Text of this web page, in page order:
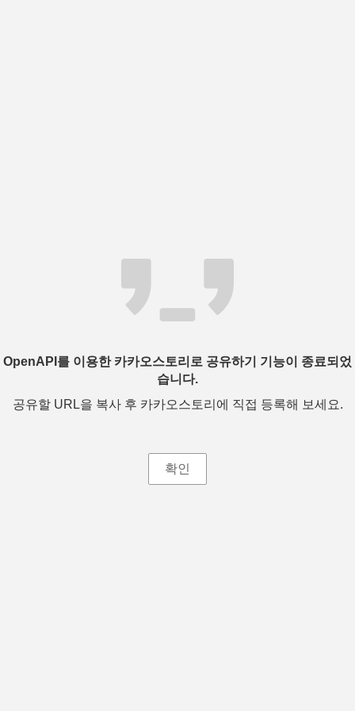
OpenAPI를 이용한 카카오스토리로 공유하기 기능이 종료되었
습니다.
공유할 URL을 복사 후 카카오스토리에 직접 등록해 보세요.
확인